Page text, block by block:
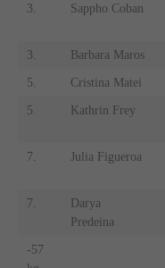
3. Sappho Coban
3. Barbara Maros
5. Cristina Matei
5. Kathrin Frey
7. Julia Figueroa
7.
Darya
Predeina
-57